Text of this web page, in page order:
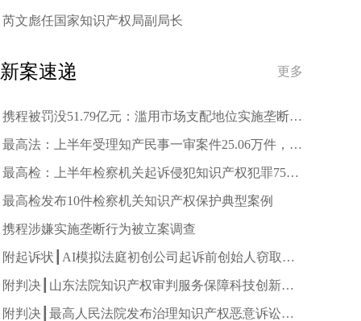
资源案件1211件
芮文彪任国家知识产权局副局长
新案速递 更多
携程被罚没51.79亿元：滥用市场支配地位实施垄断行
为
最高法：上半年受理知产民事一审案件25.06万件，同
比下降18.41%
最高检：上半年检察机关起诉侵犯知识产权犯罪7500
人
最高检发布10件检察机关知识产权保护典型案例
携程涉嫌实施垄断行为被立案调查
附起诉状┃AI模拟法庭初创公司起诉前创始人窃取商
业秘密
附判决┃山东法院知识产权审判服务保障科技创新助
推新质生产力发展典型案例
附判决┃最高人民法院发布治理知识产权恶意诉讼典